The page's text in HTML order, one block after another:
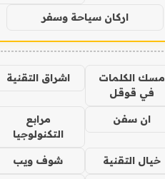
اركان سياحة وسفر
مسك الكلمات
في قوقل
اشراق التقنية
ان سفن
مرابع
التكنولوجيا
خيال التقنية شوف ويب